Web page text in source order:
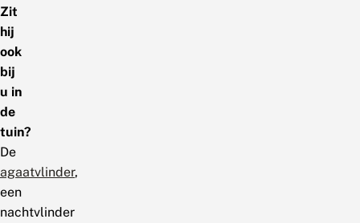
Zit
hij
ook
bij
u in
de
tuin?
De
agaatvlinder,
een
nachtvlinder